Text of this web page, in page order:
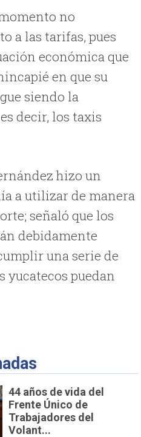
no
a las tarifas, pues
económica que
en que su
siendo la
decir, los taxis
hizo un
a utilizar de manera
señaló que los
debidamente
una serie de
yucatecos puedan
44 años de vida del
Frente Único de
Trabajadores del
Volant...